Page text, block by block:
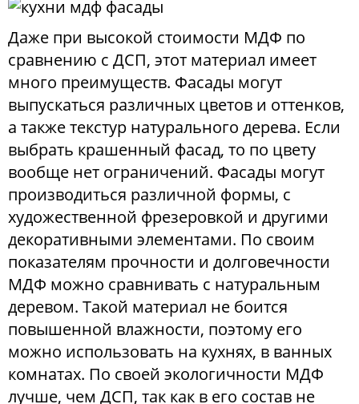
Даже при высокой стоимости МДФ по
сравнению с ДСП, этот материал имеет
много преимуществ. Фасады могут
выпускаться различных цветов и оттенков,
а также текстур натурального дерева. Если
выбрать крашенный фасад, то по цвету
вообще нет ограничений. Фасады могут
производиться различной формы, с
художественной фрезеровкой и другими
декоративными элементами. По своим
показателям прочности и долговечности
МДФ можно сравнивать с натуральным
деревом. Такой материал не боится
повышенной влажности, поэтому его
можно использовать на кухнях, в ванных
комнатах. По своей экологичности МДФ
лучше, чем ДСП, так как в его состав не